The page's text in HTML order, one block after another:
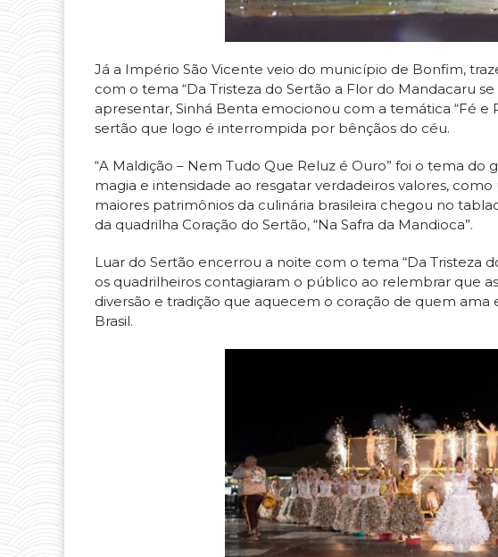
Já a Império São Vicente veio do município de Bonfim,
com o tema “Da Tristeza do Sertão a Flor do Mandacaru
apresentar, Sinhá Benta emocionou com a temática “Fé e
sertão que logo é interrompida por bênçãos do céu.
“A Maldição – Nem Tudo Que Reluz é Ouro” foi o tema
magia e intensidade ao resgatar verdadeiros valores,
maiores patrimônios da culinária brasileira chegou no
da quadrilha Coração do Sertão, “Na Safra da Mandioca”.
Luar do Sertão encerrou a noite com o tema “Da Tristeza
os quadrilheiros contagiaram o público ao relembrar que
diversão e tradição que aquecem o coração de quem ama
Brasil.